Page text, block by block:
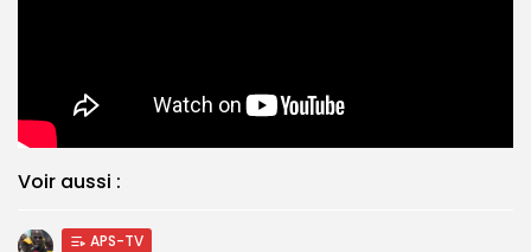
Voir aussi :
APS-TV